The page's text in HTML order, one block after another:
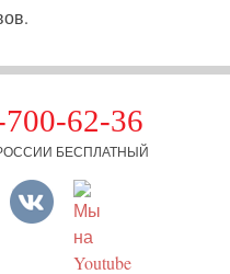
62-36
БЕСПЛАТНЫЙ